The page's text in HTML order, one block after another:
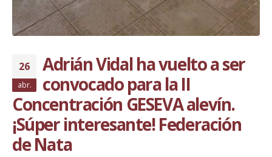
26
abr.
Adrián Vidal ha vuelto a ser
convocado para la II
Concentración GESEVA alevín.
¡Súper interesante! Federación
de Nata